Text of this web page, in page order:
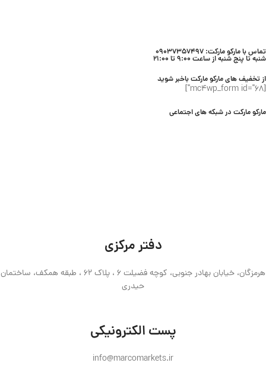
تماس با مارکو مارکت: 09037357497
شنبه تا پنج شنبه از ساعت 9:00 تا 21:00
از تخفیف های مارکو مارکت باخبر شوید
[mc4wp_form id="68"]
مارکو مارکت در شبکه های اجتماعی
دفتر مرکزی
هرمزگان، خیابان بهادر جنوبی، کوچه فضیلت 6 ، پلاک 62 ، طبقه همکف، ساختمان
حیدری
پست الکترونیکی
info@marcomarkets.ir